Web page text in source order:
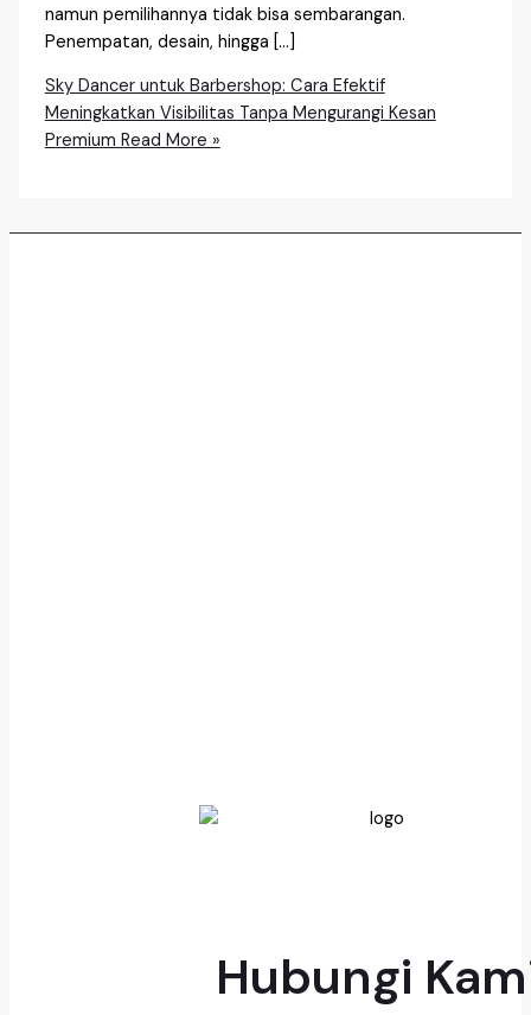
namun pemilihannya tidak bisa sembarangan.
Penempatan, desain, hingga […]
Sky Dancer untuk Barbershop: Cara Efektif
Meningkatkan Visibilitas Tanpa Mengurangi Kesan
Premium Read More »
Hubungi